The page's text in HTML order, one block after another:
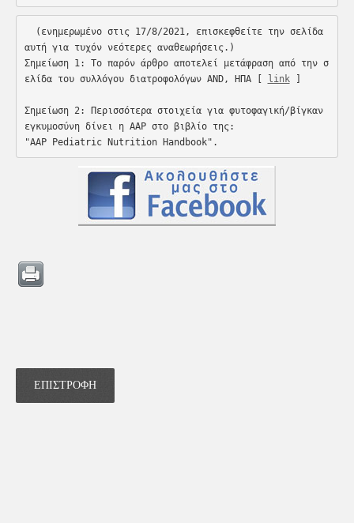
αυτή για τυχόν νεότερες αναθεωρήσεις.)
Σημείωση 1: Το παρόν άρθρο αποτελεί μετάφραση από την σ
ελίδα του συλλόγου διατροφολόγων AND, ΗΠΑ [
link]
Σημείωση 2: Περισσότερα στοιχεία για φυτοφαγική/βίγκαν
εγκυμοσύνη δίνει η AAP στο βιβλίο της:
ΕΠΙΣΤΡΟΦΗ